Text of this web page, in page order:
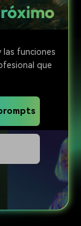
las funciones
que